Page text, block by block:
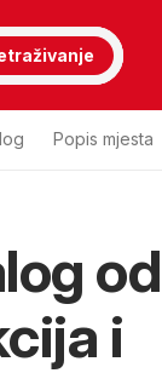
Popis mjesta
od
i